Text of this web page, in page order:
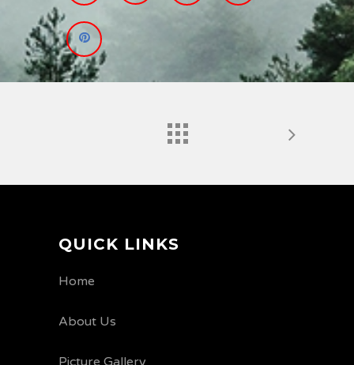
QUICK LINKS
Home
About Us
Picture Gallery